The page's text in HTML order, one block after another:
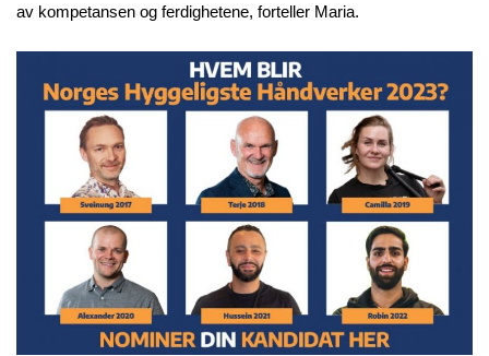
av kompetansen og ferdighetene, forteller Maria.